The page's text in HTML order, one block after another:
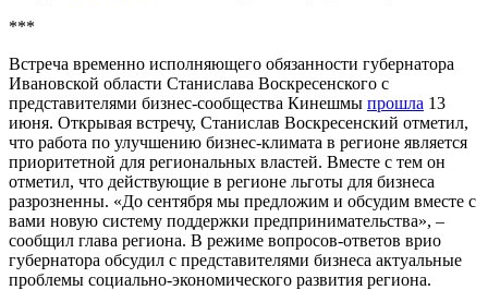
***
Встреча временно исполняющего обязанности губернатора
Ивановской области Станислава Воскресенского с
представителями бизнес-сообщества Кинешмы прошла 13
июня. Открывая встречу, Станислав Воскресенский отметил,
что работа по улучшению бизнес-климата в регионе является
приоритетной для региональных властей. Вместе с тем он
отметил, что действующие в регионе льготы для бизнеса
разрозненны. «До сентября мы предложим и обсудим вместе с
вами новую систему поддержки предпринимательства», –
сообщил глава региона. В режиме вопросов-ответов врио
губернатора обсудил с представителями бизнеса актуальные
проблемы социально-экономического развития региона.